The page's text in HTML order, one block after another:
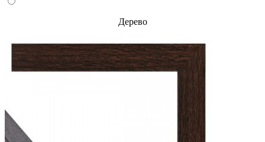
Дерево